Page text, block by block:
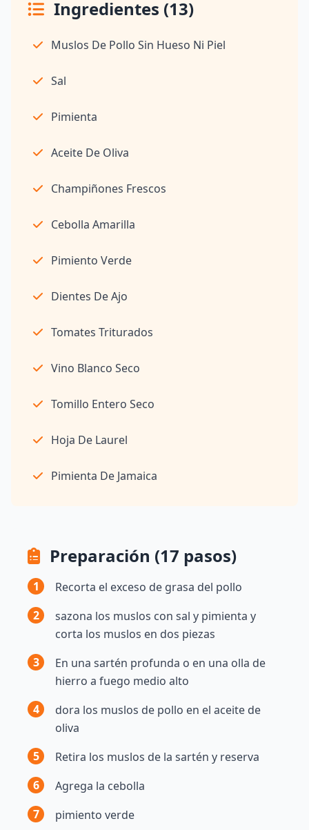
Ingredientes (13)
Muslos De Pollo Sin Hueso Ni Piel
Sal
Pimienta
Aceite De Oliva
Champiñones Frescos
Cebolla Amarilla
Pimiento Verde
Dientes De Ajo
Tomates Triturados
Vino Blanco Seco
Tomillo Entero Seco
Hoja De Laurel
Pimienta De Jamaica
Preparación (17 pasos)
1
Recorta el exceso de grasa del pollo
2
sazona los muslos con sal y pimienta y
corta los muslos en dos piezas
3
En una sartén profunda o en una olla de
hierro a fuego medio alto
4
dora los muslos de pollo en el aceite de
oliva
5
Retira los muslos de la sartén y reserva
6
Agrega la cebolla
7
pimiento verde